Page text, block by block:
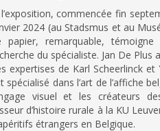
l’exposition, commencée fin
2024 (au Stadsmus et au
papier, remarquable,
du spécialiste. Jan De Plus
expertises de Karl Scheerlinck et
spécialisé dans l’art de l’affiche
visuel et les créateurs
d’histoire rurale à la KU
étrangers en Belgique.